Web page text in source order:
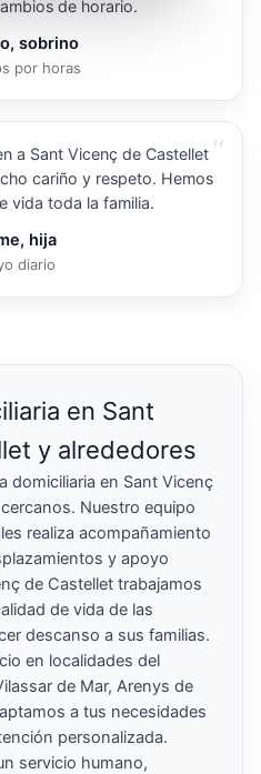
de horario.
sobrino
por horas
“
a Sant Vicenç de Castellet
cariño y respeto. Hemos
vida toda la familia.
hija
diario
en Sant
y alrededores
domiciliaria en Sant Vicenç
Nuestro equipo
realiza acompañamiento
y apoyo
de Castellet trabajamos
de vida de las
descanso a sus familias.
en localidades del
de Mar, Arenys de
a tus necesidades
personalizada.
servicio humano,